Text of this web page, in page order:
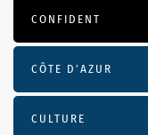
CONFIDENT
CÔTE D’AZUR
CULTURE